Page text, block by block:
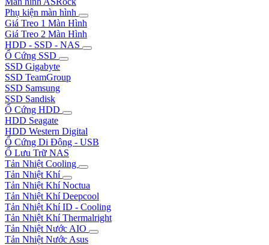
Phụ kiện màn hình
Giá Treo 1 Màn Hình
Giá Treo 2 Màn Hình
HDD - SSD - NAS
Ổ Cứng SSD
SSD Gigabyte
SSD TeamGroup
SSD Samsung
SSD Sandisk
Ổ Cứng HDD
HDD Seagate
HDD Western Digital
Ổ Cứng Di Động - USB
Ổ Lưu Trữ NAS
Tản Nhiệt Cooling
Tản Nhiệt Khí
Tản Nhiệt Khí Noctua
Tản Nhiệt Khí Deepcool
Tản Nhiệt Khí ID - Cooling
Tản Nhiệt Khí Thermalright
Tản Nhiệt Nước AIO
Tản Nhiệt Nước Asus